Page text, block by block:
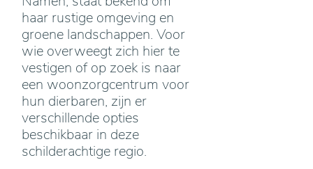
haar rustige omgeving en
groene landschappen. Voor
wie overweegt zich hier te
vestigen of op zoek is naar
een woonzorgcentrum voor
hun dierbaren, zijn er
verschillende opties
beschikbaar in deze
schilderachtige regio.